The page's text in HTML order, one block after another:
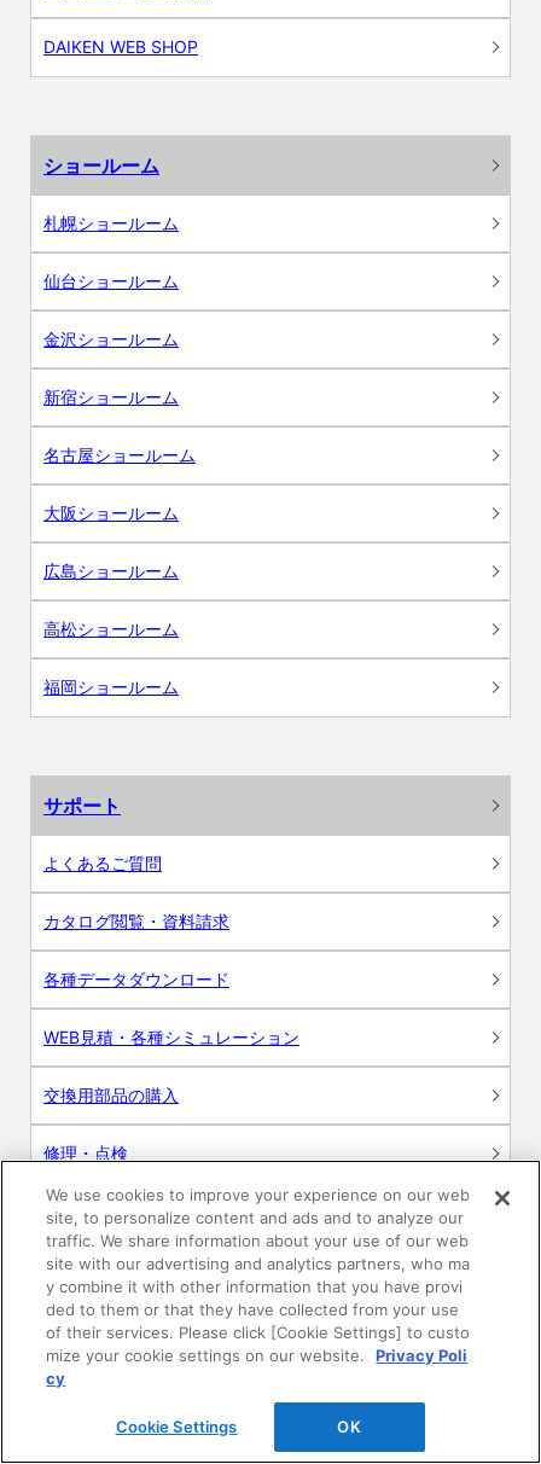
DAIKEN WEB SHOP
ショールーム
札幌ショールーム
仙台ショールーム
金沢ショールーム
新宿ショールーム
名古屋ショールーム
大阪ショールーム
広島ショールーム
高松ショールーム
福岡ショールーム
サポート
よくあるご質問
カタログ閲覧・資料請求
各種データダウンロード
WEB見積・各種シミュレーション
交換用部品の購入
修理・点検
お問い合わせ
ログイン
建築・設計関係者様向けサイト
ユーザー登録サービス
WEB見積システム
We use cookies to improve your experience on our web
site, to personalize content and ads and to analyze our
traffic. We share information about your use of our web
site with our advertising and analytics partners, who ma
y combine it with other information that you have provi
ded to them or that they have collected from your use
of their services. Please click [Cookie Settings] to custo
mize your cookie settings on our website.
Privacy Poli
cy
Cookie Settings OK